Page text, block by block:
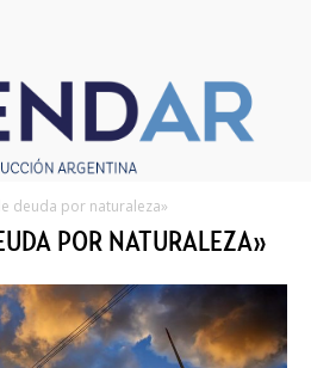
deuda por naturaleza»
POR NATURALEZA»